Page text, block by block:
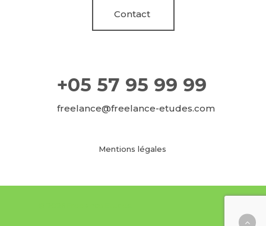
Contact
+05 57 95 99 99
freelance@freelance-etudes.com
Mentions légales